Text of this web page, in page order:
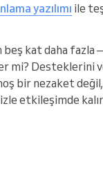
yazılımı ile
kat daha fazla
mi? Desteklerini
bir nezaket değil,
etkileşimde kalır